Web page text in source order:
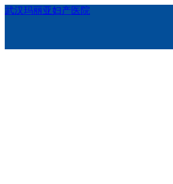
武汉玛丽亚妇产医院